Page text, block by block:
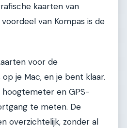
kaarten van
van Kompas is de
voor de
je Mac, en je bent klaar.
en GPS-
te meten. De
overzichtelijk, zonder al